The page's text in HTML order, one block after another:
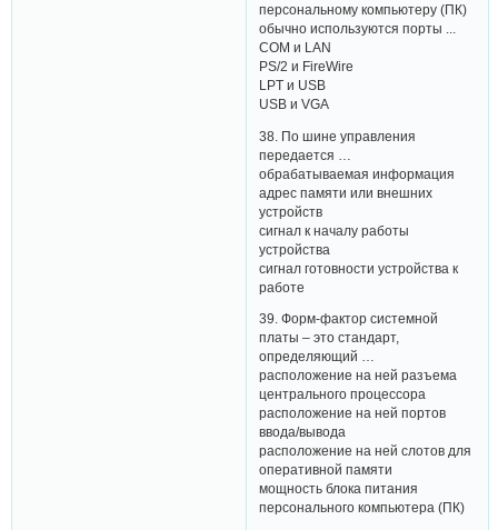
персональному компьютеру (ПК)
обычно используются порты ...
СОМ и LAN
PS/2 и FireWire
LPT и USB
USB и VGA
38. По шине управления
передается …
обрабатываемая информация
адрес памяти или внешних
устройств
сигнал к началу работы
устройства
сигнал готовности устройства к
работе
39. Форм-фактор системной
платы – это стандарт,
определяющий …
расположение на ней разъема
центрального процессора
расположение на ней портов
ввода/вывода
расположение на ней слотов для
оперативной памяти
мощность блока питания
персонального компьютера (ПК)